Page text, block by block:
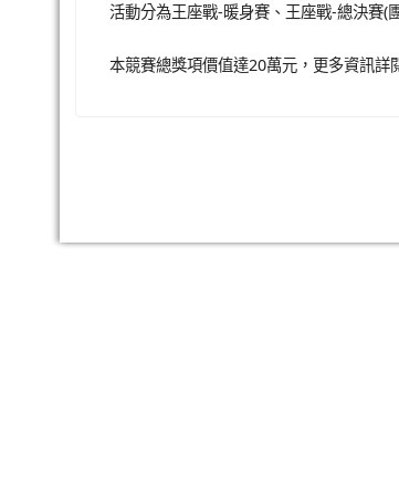
活動分為王座戰-暖身賽、王座戰-總決賽(
本競賽總獎項價值達20萬元，更多資訊詳